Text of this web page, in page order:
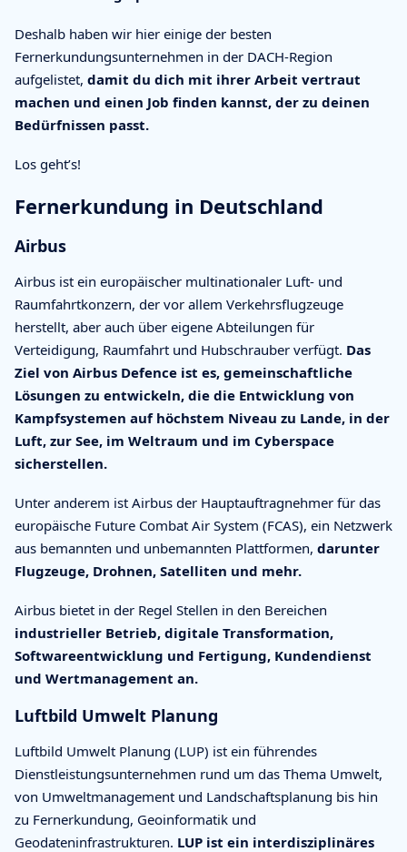
Deshalb haben wir hier einige der besten
Fernerkundungsunternehmen in der DACH-Region
aufgelistet, damit du dich mit ihrer Arbeit vertraut
machen und einen Job finden kannst, der zu deinen
Bedürfnissen passt.
Los geht’s!
Fernerkundung in Deutschland
Airbus
Airbus ist ein europäischer multinationaler Luft- und
Raumfahrtkonzern, der vor allem Verkehrsflugzeuge
herstellt, aber auch über eigene Abteilungen für
Verteidigung, Raumfahrt und Hubschrauber verfügt. Das
Ziel von Airbus Defence ist es, gemeinschaftliche
Lösungen zu entwickeln, die die Entwicklung von
Kampfsystemen auf höchstem Niveau zu Lande, in der
Luft, zur See, im Weltraum und im Cyberspace
sicherstellen.
Unter anderem ist Airbus der Hauptauftragnehmer für das
europäische Future Combat Air System (FCAS), ein Netzwerk
aus bemannten und unbemannten Plattformen, darunter
Flugzeuge, Drohnen, Satelliten und mehr.
Airbus bietet in der Regel Stellen in den Bereichen
industrieller Betrieb, digitale Transformation,
Softwareentwicklung und Fertigung, Kundendienst
und Wertmanagement an.
Luftbild Umwelt Planung
Luftbild Umwelt Planung (LUP) ist ein führendes
Dienstleistungsunternehmen rund um das Thema Umwelt,
von Umweltmanagement und Landschaftsplanung bis hin
zu Fernerkundung, Geoinformatik und
Geodateninfrastrukturen. LUP ist ein interdisziplinäres